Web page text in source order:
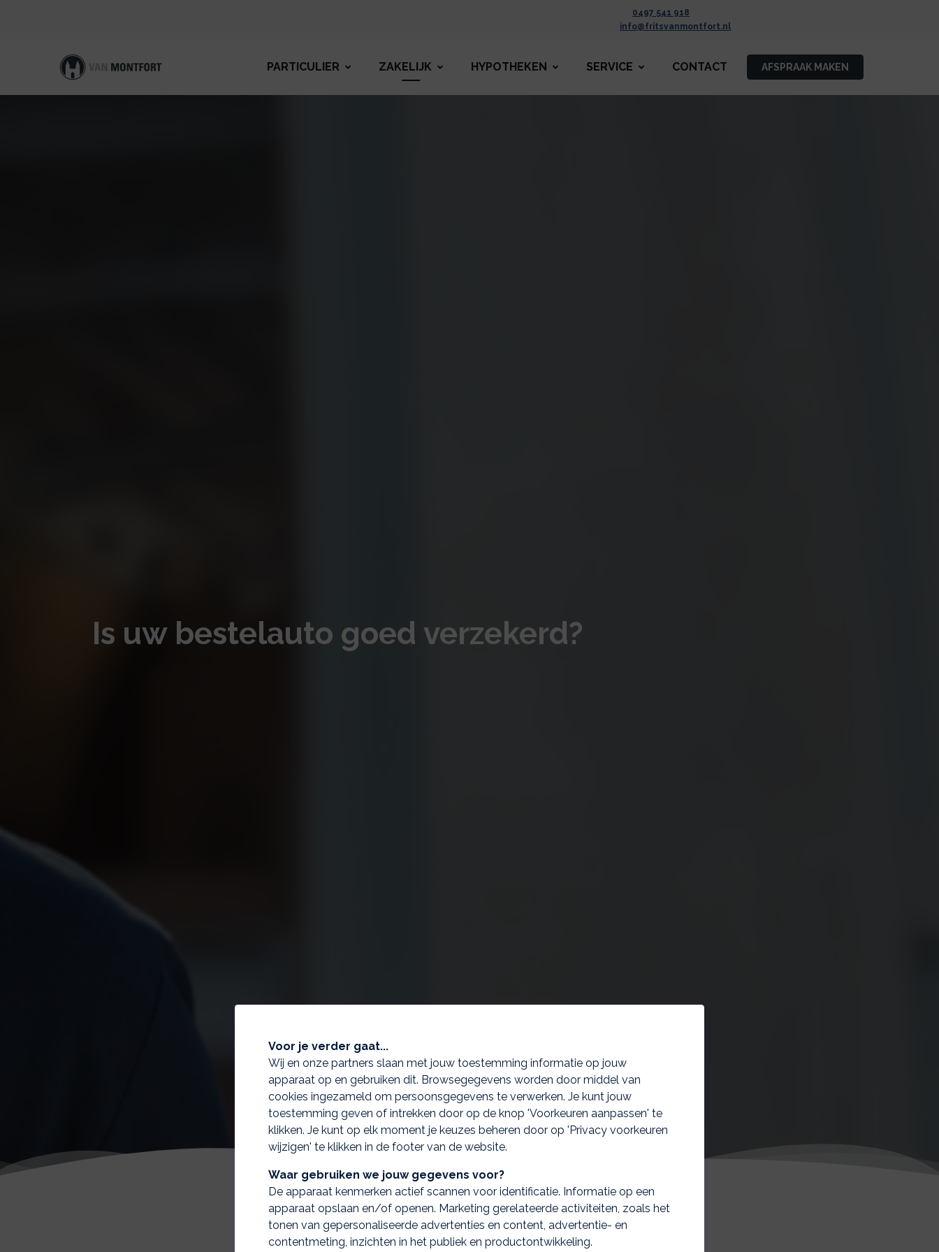
0497 541 918
info@fritsvanmontfort.nl
PARTICULIER ZAKELIJK HYPOTHEKEN SERVICE CONTACT AFSPRAAK MAKEN
Is uw bestelauto goed verzekerd?
Financiële zekerheid zoals u wilt
Voor je verder gaat...
Wij en onze partners slaan met jouw toestemming informatie op jouw
apparaat op en gebruiken dit. Browsegegevens worden door middel van
cookies ingezameld om persoonsgegevens te verwerken. Je kunt jouw
toestemming geven of intrekken door op de knop 'Voorkeuren aanpassen' te
klikken. Je kunt op elk moment je keuzes beheren door op 'Privacy voorkeuren
wijzigen' te klikken in de footer van de website.
Waar gebruiken we jouw gegevens voor?
De apparaat kenmerken actief scannen voor identificatie. Informatie op een
apparaat opslaan en/of openen. Marketing gerelateerde activiteiten, zoals het
tonen van gepersonaliseerde advertenties en content, advertentie- en
contentmeting, inzichten in het publiek en productontwikkeling.